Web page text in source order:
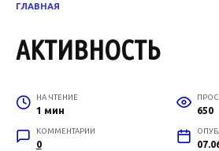
ГЛАВНАЯ
АКТИВНОСТЬ
НА ЧТЕНИЕ
1 мин 650
КОММЕНТАРИИ
0